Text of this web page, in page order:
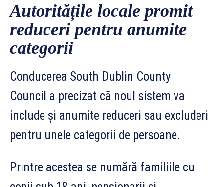
Autoritățile locale promit
reduceri pentru anumite
categorii
Conducerea South Dublin County
Council a precizat că noul sistem va
include și anumite reduceri sau excluderi
pentru unele categorii de persoane.
Printre acestea se numără familiile cu